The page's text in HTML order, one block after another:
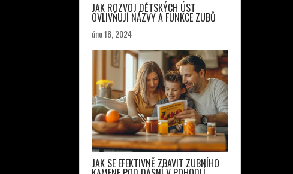
JAK ROZVOJ DĚTSKÝCH ÚST
OVLIVŇUJÍ NÁZVY A FUNKCE ZUBŮ
úno 18, 2024
JAK SE EFEKTIVNĚ ZBAVIT ZUBNÍHO